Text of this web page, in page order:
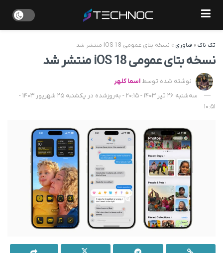
تک ناک» فناوری » نسخه بتای عمومی iOS 18 منتشر شد
نسخه بتای عمومی iOS 18 منتشر شد
نوشته شده توسط اسما کلهر
سه‌شنبه 26 تیر 1403 - 20:15 - به‌روزشده در یکشنبه 25 شهریور 1403 -
10:51